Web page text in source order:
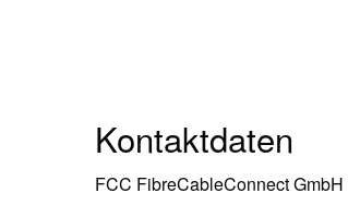
FooterKontaktdaten
FCC FibreCableConnect GmbH